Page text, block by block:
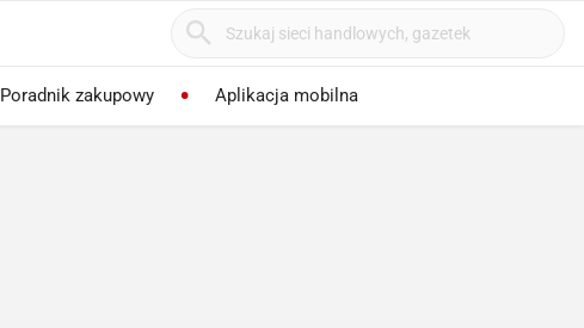
Poradnik zakupowy Aplikacja mobilna